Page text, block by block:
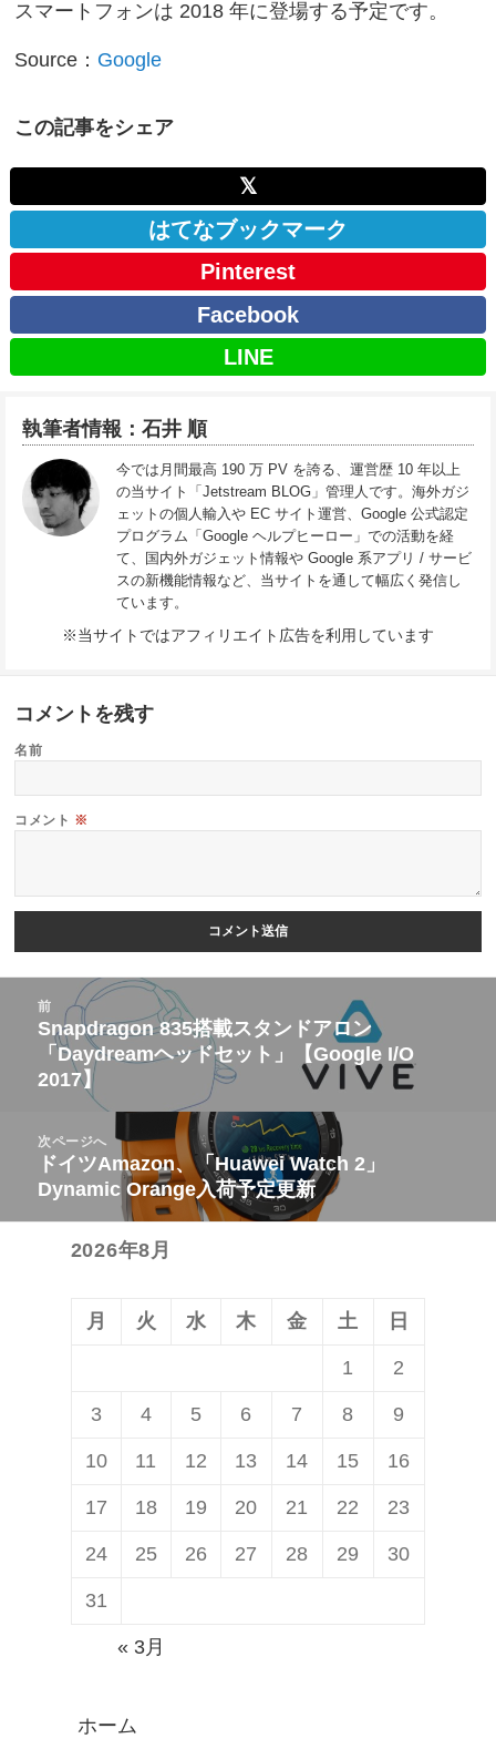
スマートフォンは 2018 年に登場する予定です。
Source： Google
この記事をシェア
𝕏
はてなブックマーク
Pinterest
Facebook
LINE
執筆者情報：石井 順
今では月間最高 190 万 PV を誇る、運営歴 10 年以上
の当サイト「Jetstream BLOG」管理人です。海外ガジ
ェットの個人輸入や EC サイト運営、Google 公式認定
プログラム「Google ヘルプヒーロー」での活動を経
て、国内外ガジェット情報や Google 系アプリ / サービ
スの新機能情報など、当サイトを通して幅広く発信し
ています。
※当サイトではアフィリエイト広告を利用しています
コメントを残す
名前
コメント ※
前
前
Snapdragon 835搭載スタンドアロン
「Daydreamヘッドセット」【Google I/O
2017】
次ページへ
次
の
投
ドイツAmazon、「Huawei Watch 2」
Dynamic Orange入荷予定更新
2026年8月
月 火 水 木 金 土 日
1 2
3 4 5 6 7 8 9
10 11 12 13 14 15 16
17 18 19 20 21 22 23
24 25 26 27 28 29 30
31
« 3月
ホーム